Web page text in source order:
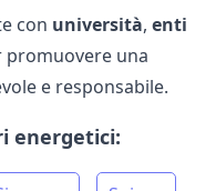
con università, enti
una
e responsabile.
energetici: